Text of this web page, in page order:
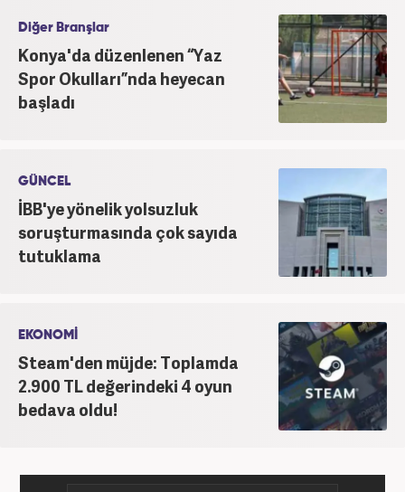
Diğer Branşlar
Konya'da düzenlenen “Yaz
Spor Okulları”nda heyecan
başladı
GÜNCEL
İBB'ye yönelik yolsuzluk
soruşturmasında çok sayıda
tutuklama
EKONOMİ
Steam'den müjde: Toplamda
2.900 TL değerindeki 4 oyun
bedava oldu!